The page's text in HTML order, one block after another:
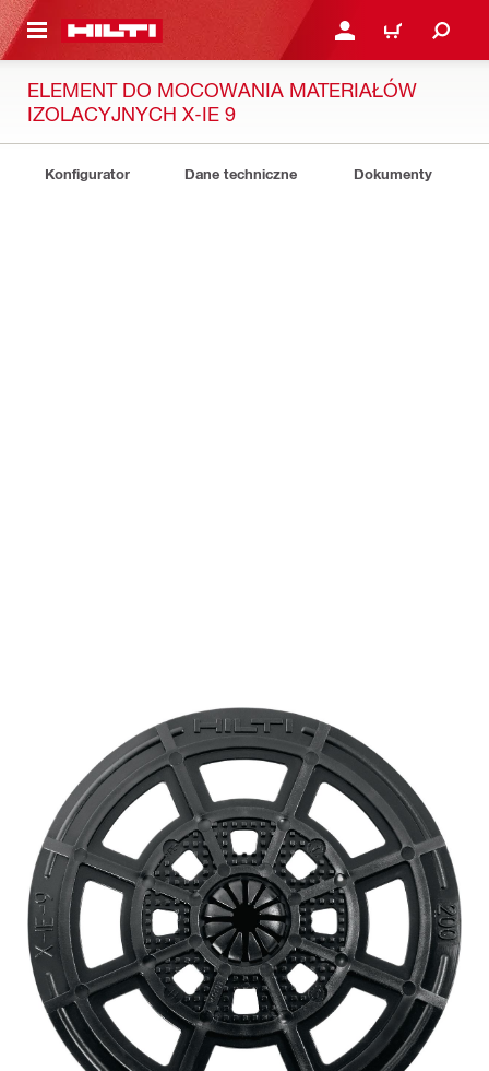
GŁÓWNEJ ZALOGUJ SIĘ LUB
KOSZYK
ELEMENT DO MOCOWANIA MATERIAŁÓW
IZOLACYJNYCH X-IE 9
Konfigurator Dane techniczne Dokumenty